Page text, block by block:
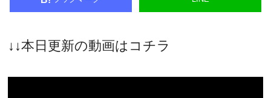
↓↓本日更新の動画はコチラ